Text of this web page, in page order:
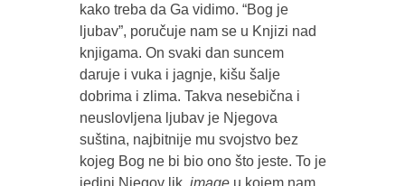
kako treba da Ga vidimo. “Bog je
ljubav”, poručuje nam se u Knjizi nad
knjigama. On svaki dan suncem
daruje i vuka i jagnje, kišu šalje
dobrima i zlima. Takva nesebična i
neuslovljena ljubav je Njegova
suština, najbitnije mu svojstvo bez
kojeg Bog ne bi bio ono što jeste. To je
jedini Njegov lik, imageu kojem nam